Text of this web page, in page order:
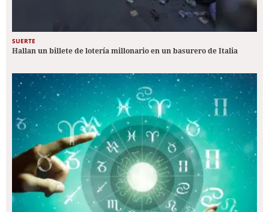
SUERTE
Hallan un billete de lotería millonario en un basurero de Italia